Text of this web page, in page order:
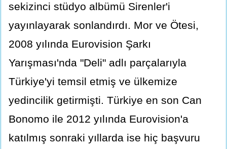
sekizinci stüdyo albümü Sirenler'i
yayınlayarak sonlandırdı. Mor ve Ötesi,
2008 yılında Eurovision Şarkı
Yarışması'nda "Deli" adlı parçalarıyla
Türkiye'yi temsil etmiş ve ülkemize
yedincilik getirmişti. Türkiye en son Can
Bonomo ile 2012 yılında Eurovision'a
katılmış sonraki yıllarda ise hiç başvuru